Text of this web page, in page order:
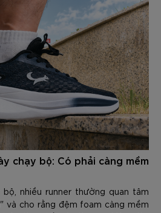
chạy bộ: Có phải càng mềm
nhiều runner thường quan tâm
và cho rằng đệm foam càng mềm